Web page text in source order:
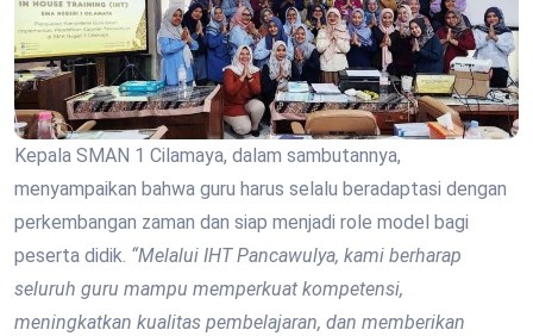
Kepala SMAN 1 Cilamaya, dalam sambutannya,
menyampaikan bahwa guru harus selalu beradaptasi dengan
perkembangan zaman dan siap menjadi role model bagi
peserta didik. “Melalui IHT Pancawulya, kami berharap
seluruh guru mampu memperkuat kompetensi,
meningkatkan kualitas pembelajaran, dan memberikan